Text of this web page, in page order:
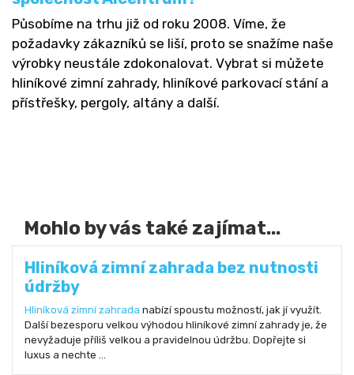
Působíme na trhu již od roku 2008. Víme, že
požadavky zákazníků se liší, proto se snažíme naše
výrobky neustále zdokonalovat. Vybrat si můžete
hliníkové zimní zahrady, hliníkové parkovací stání a
přístřešky, pergoly, altány a další.
Mohlo by vás také zajímat...
Hliníková zimní zahrada bez nutnosti
údržby
Hliníková zimní zahrada nabízí spoustu možností, jak jí využít.
Další bezesporu velkou výhodou hliníkové zimní zahrady je, že
nevyžaduje příliš velkou a pravidelnou údržbu. Dopřejte si
luxus a nechte ...